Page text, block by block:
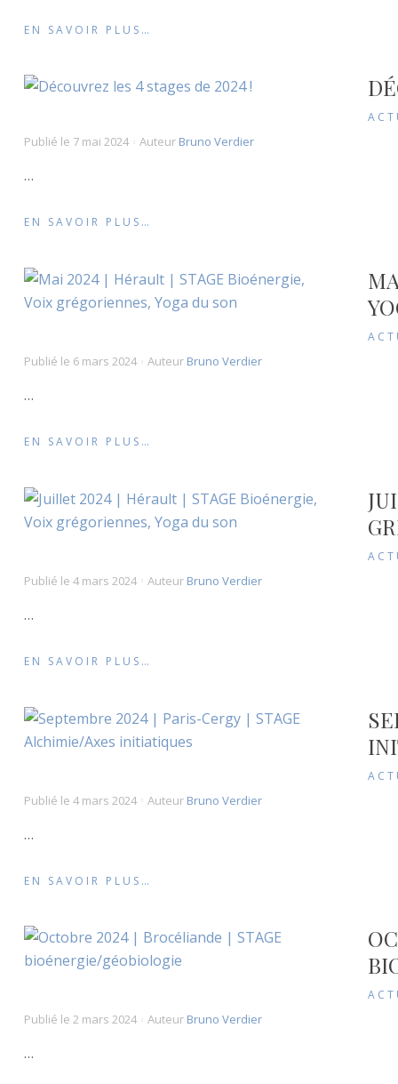
EN SAVOIR PLUS…
Publié le 7 mai 2024 Auteur Bruno Verdier
…
EN SAVOIR PLUS…
Publié le 6 mars 2024 Auteur Bruno Verdier
…
EN SAVOIR PLUS…
Publié le 4 mars 2024 Auteur Bruno Verdier
…
EN SAVOIR PLUS…
Publié le 4 mars 2024 Auteur Bruno Verdier
…
EN SAVOIR PLUS…
Publié le 2 mars 2024 Auteur Bruno Verdier
…